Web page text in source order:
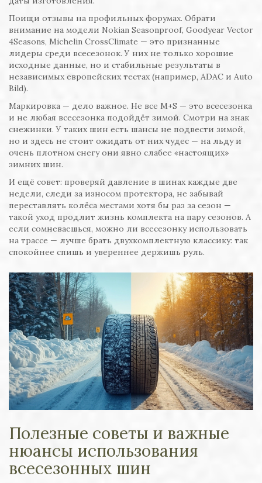
Поищи отзывы на профильных форумах. Обрати
внимание на модели Nokian Seasonproof, Goodyear Vector
4Seasons, Michelin CrossClimate — это признанные
лидеры среди всесезонок. У них не только хорошие
исходные данные, но и стабильные результаты в
независимых европейских тестах (например, ADAC и Auto
Bild).
Маркировка — дело важное. Не все M+S — это всесезонка
и не любая всесезонка подойдёт зимой. Смотри на знак
снежинки. У таких шин есть шансы не подвести зимой,
но и здесь не стоит ожидать от них чудес — на льду и
очень плотном снегу они явно слабее «настоящих»
зимних шин.
И ещё совет: проверяй давление в шинах каждые две
недели, следи за износом протектора, не забывай
переставлять колёса местами хотя бы раз за сезон —
такой уход продлит жизнь комплекта на пару сезонов. А
если сомневаешься, можно ли всесезонку использовать
на трассе — лучше брать двухкомплектную классику: так
спокойнее спишь и увереннее держишь руль.
Полезные советы и важные
нюансы использования
всесезонных шин